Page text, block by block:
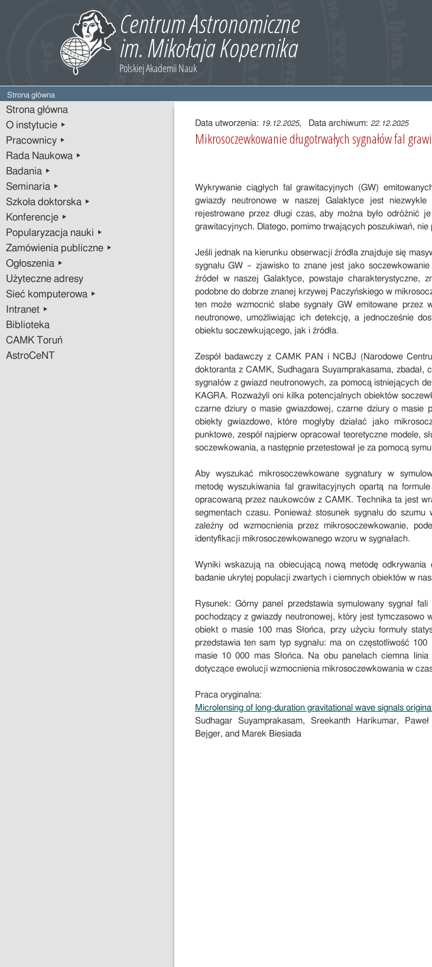
Strona główna
Strona główna
O instytucie ▸
Pracownicy ▸
Rada Naukowa ▸
Badania ▸
Seminaria ▸
Szkoła doktorska ▸
Konferencje ▸
Popularyzacja nauki ▸
Zamówienia publiczne ▸
Ogłoszenia ▸
Użyteczne adresy
Sieć komputerowa ▸
Intranet ▸
Biblioteka
CAMK Toruń
AstroCeNT
Treść
wpisuData utworzenia: 19.12.2025, Data archiwum: 22.12.2025
Mikrosoczewkowanie długotrwałych sygnałów fal
Wykrywanie ciągłych fal grawitacyjnych (GW)
gwiazdy neutronowe w naszej Galaktyce jest niezwykle
rejestrowane przez długi czas, aby można było odróżnić
grawitacyjnych. Dlatego, pomimo trwających poszukiwań,
Jeśli jednak na kierunku obserwacji źródła znajduje się
sygnału GW – zjawisko to znane jest jako
źródeł w naszej Galaktyce, powstaje charakterystyczne,
podobne do dobrze znanej krzywej Paczyńskiego w
ten może wzmocnić słabe sygnały GW emitowane przez
neutronowe, umożliwiając ich detekcję, a jednocześnie
obiektu soczewkującego, jak i źródła.
Zespół badawczy z CAMK PAN i NCBJ (Narodowe
doktoranta z CAMK, Sudhagara Suyamprakasama,
sygnałów z gwiazd neutronowych, za pomocą istniejących
KAGRA. Rozważyli oni kilka potencjalnych obiektów
czarne dziury o masie gwiazdowej, czarne dziury o masie
obiekty gwiazdowe, które mogłyby działać jako
punktowe, zespół najpierw opracował teoretyczne modele,
soczewkowania, a następnie przetestował je za pomocą
Aby wyszukać mikrosoczewkowane sygnatury w
metodę wyszukiwania fal grawitacyjnych opartą na
opracowaną przez naukowców z CAMK. Technika ta jest
segmentach czasu. Ponieważ stosunek sygnału do
zależny od wzmocnienia przez mikrosoczewkowanie,
identyfikacji mikrosoczewkowanego wzoru w sygnałach.
Wyniki wskazują na obiecującą nową metodę
badanie ukrytej populacji zwartych i ciemnych obiektów w
Rysunek: Górny panel przedstawia symulowany sygnał
pochodzący z gwiazdy neutronowej, który jest tymczasowo
obiekt o masie 100 mas Słońca, przy użyciu formuły
przedstawia ten sam typ sygnału: ma on częstotliwość
masie 10 000 mas Słońca. Na obu panelach ciemna linia
dotyczące ewolucji wzmocnienia mikrosoczewkowania w
Praca oryginalna:
Microlensing of long-duration gravitational wave signals
Sudhagar Suyamprakasam, Sreekanth Harikumar,
Bejger, and Marek Biesiada